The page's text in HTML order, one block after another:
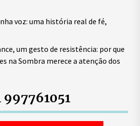
voz: uma história real de fé,
um gesto de resistência: por que
na Sombra merece a atenção dos
997761051